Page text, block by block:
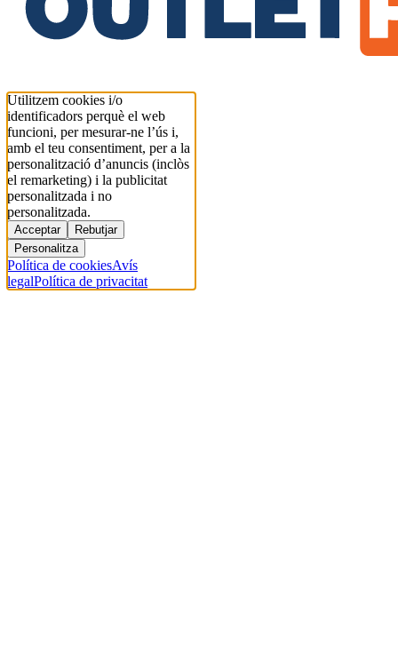
Utilitzem cookies i/o
identificadors perquè el web
funcioni, per mesurar-ne l’ús i,
amb el teu consentiment, per a la
personalització d’anuncis (inclòs
el remarketing) i la publicitat
personalitzada i no
personalitzada.
Acceptar
Rebutjar
Personalitza
Política de cookiesAvís
legalPolítica de privacitat